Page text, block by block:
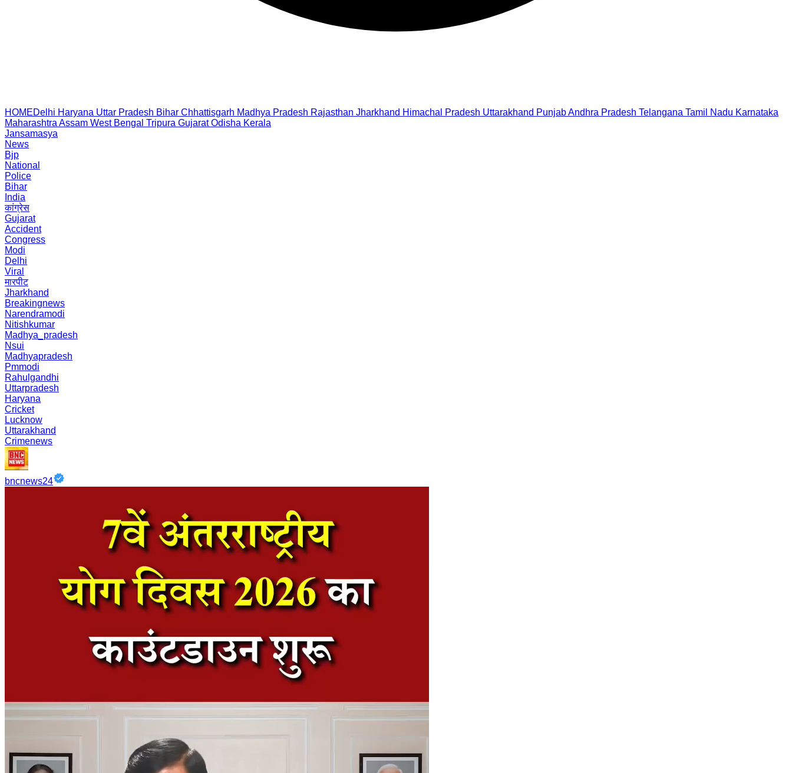
HOMEDelhi Haryana Uttar Pradesh Bihar Chhattisgarh Madhya Pradesh Rajasthan Jharkhand Himachal Pradesh Uttarakhand PunjabAndhra Pradesh Telangana Tamil Nadu Karnataka
Maharashtra Assam West Bengal Tripura Gujarat Odisha Kerala
Jansamasya
News
Bjp
National
Police
Bihar
India
कांग्रेस
Gujarat
Accident
Congress
Modi
Delhi
Viral
मारपीट
Jharkhand
Breakingnews
Narendramodi
Nitishkumar
Madhya_pradesh
Nsui
Madhyapradesh
Pmmodi
Rahulgandhi
Uttarpradesh
Haryana
Cricket
Lucknow
Uttarakhand
Crimenews
bncnews24